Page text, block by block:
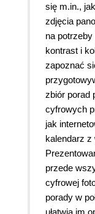
się m.in.,
zdjęcia
na
kontrast i
zapoznać
zbiór porad
cyfrowych
jak
kalendarz z
przede
cyfrowej
porady w
ułatwią im